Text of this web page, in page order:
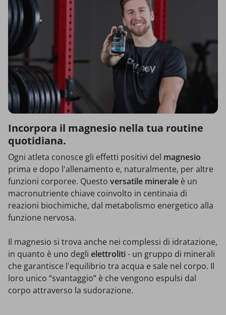
Incorpora il magnesio nella tua routine
quotidiana.
Ogni atleta conosce gli effetti positivi del magnesio
prima e dopo l'allenamento e, naturalmente, per altre
funzioni corporee. Questo versatile minerale è un
macronutriente chiave coinvolto in centinaia di
reazioni biochimiche, dal metabolismo energetico alla
funzione nervosa.
Il magnesio si trova anche nei complessi di idratazione,
in quanto è uno degli elettroliti- un gruppo di minerali
che garantisce l'equilibrio tra acqua e sale nel corpo. Il
loro unico “svantaggio” è che vengono espulsi dal
corpo attraverso la sudorazione.